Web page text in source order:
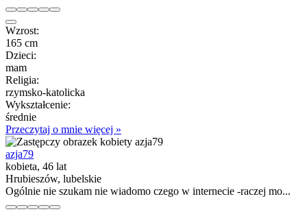
Wzrost:
165 cm
Dzieci:
mam
Religia:
rzymsko-katolicka
Wykształcenie:
średnie
Przeczytaj o mnie więcej »
azja79
kobieta, 46 lat
Hrubieszów, lubelskie
Ogólnie nie szukam nie wiadomo czego w internecie -raczej mo...